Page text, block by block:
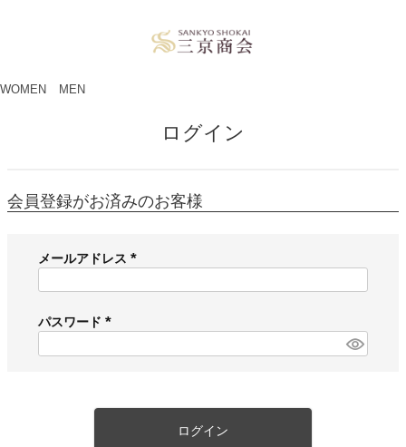
WOMEN MEN
ログイン
会員登録がお済みのお客様
メールアドレス
必
)
パスワード
必
ログイン